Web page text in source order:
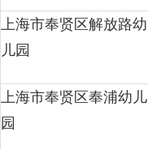
上海市奉贤区解放路幼
儿园
上海市奉贤区奉浦幼儿
园